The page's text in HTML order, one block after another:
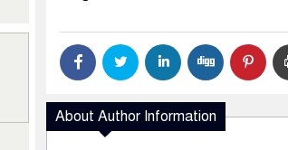
About Author Information